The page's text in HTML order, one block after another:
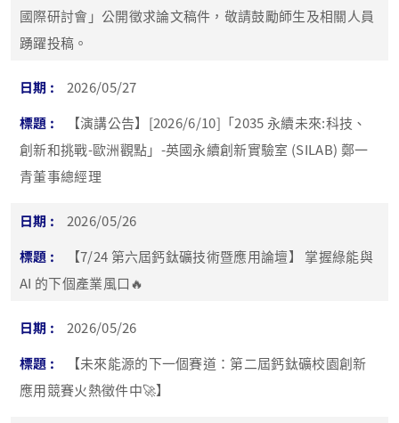
國際研討會」公開徵求論文稿件，敬請鼓勵師生及相關人員
踴躍投稿。
2026/05/27
【演講公告】[2026/6/10]「2035 永續未來:科技、
創新和挑戰-歐洲觀點」-英國永續創新實驗室 (SILAB) 鄭一
青董事總經理
2026/05/26
【7/24 第六屆鈣鈦礦技術暨應用論壇】 掌握綠能與
AI 的下個產業風口🔥
2026/05/26
【未來能源的下一個賽道：第二屆鈣鈦礦校園創新
應用競賽火熱徵件中🚀】